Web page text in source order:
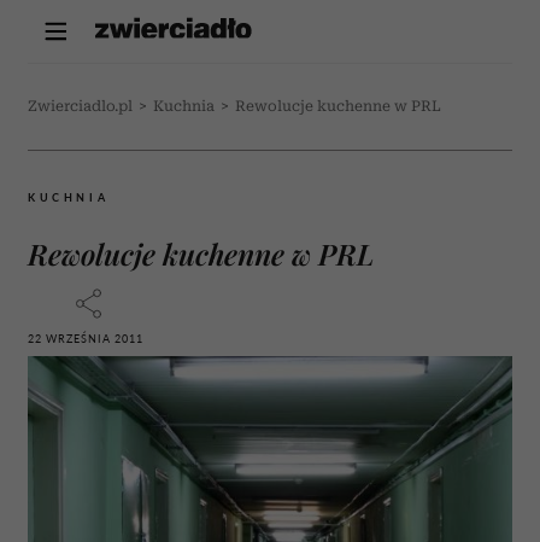
Zwierciadlo.pl > Kuchnia > Rewolucje kuchenne w PRL
KUCHNIA
Rewolucje kuchenne w PRL
22 WRZEŚNIA 2011